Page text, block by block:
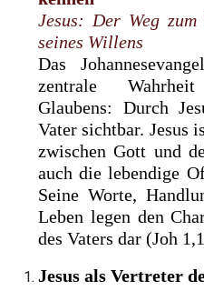
Jesus: Der Weg
seines Willens
Das
zentrale
Glaubens: Durch
Vater sichtbar. Jesus
zwischen Gott und
auch die lebendige
Seine Worte,
Leben legen den
des Vaters dar (Joh
Jesus als Vertreter